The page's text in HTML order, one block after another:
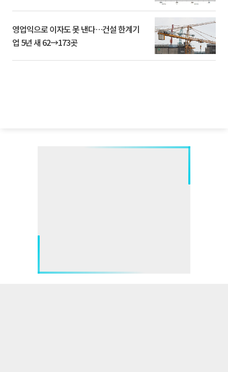
영업익으로 이자도 못 낸다…건설 한계기
업 5년 새 62→173곳